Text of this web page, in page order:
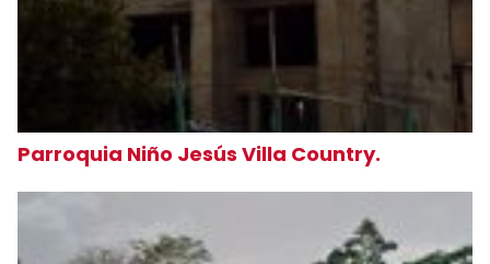
Parroquia Niño Jesús Villa Country.